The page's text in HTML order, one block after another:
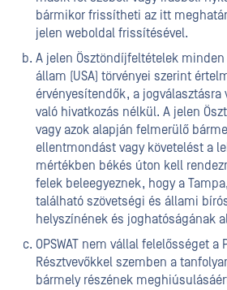
bármikor frissítheti az itt
jelen weboldal frissítésével.
A jelen Ösztöndíjfeltételek
állam (USA) törvényei szerint
érvényesítendők, a jogválasztásra
való hivatkozás nélkül. A jelen
vagy azok alapján felmerülő
ellentmondást vagy követelést a
mértékben békés úton kell
felek beleegyeznek, hogy a
található szövetségi és állami
helyszínének és joghatóságának
OPSWAT nem vállal felelősséget a
Résztvevőkkel szemben a
bármely részének